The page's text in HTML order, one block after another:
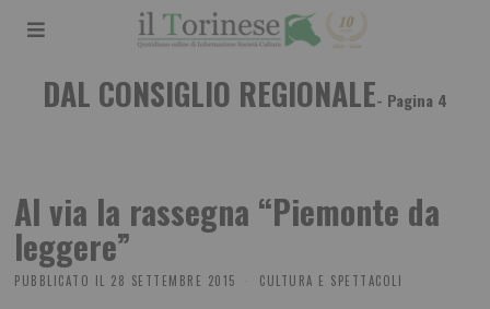
DAL CONSIGLIO REGIONALE- Pagina 4
Al via la rassegna “Piemonte da
leggere”
PUBBLICATO IL 28 SETTEMBRE 2015 CULTURA E SPETTACOLI